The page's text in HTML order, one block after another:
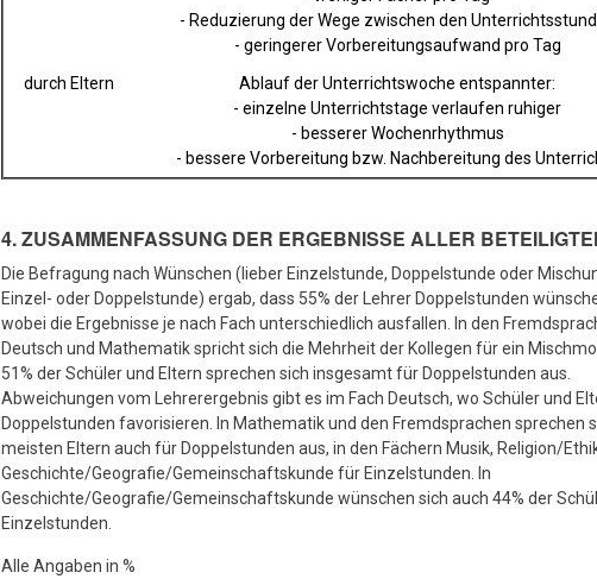
- Reduzierung der Wege zwischen den
- geringerer Vorbereitungsaufwand pro Tag
durch Eltern
Ablauf der Unterrichtswoche entspannter:
- einzelne Unterrichtstage verlaufen ruhiger
- besserer Wochenrhythmus
- bessere Vorbereitung bzw. Nachbereitung des
4. ZUSAMMENFASSUNG DER ERGEBNISSE ALLER
Die Befragung nach Wünschen (lieber Einzelstunde, Doppelstunde oder
Einzel- oder Doppelstunde) ergab, dass 55% der Lehrer Doppelstunden
wobei die Ergebnisse je nach Fach unterschiedlich ausfallen. In den
Deutsch und Mathematik spricht sich die Mehrheit der Kollegen für ein
51% der Schüler und Eltern sprechen sich insgesamt für Doppelstunden aus.
Abweichungen vom Lehrerergebnis gibt es im Fach Deutsch, wo Schüler und
Doppelstunden favorisieren. In Mathematik und den Fremdsprachen sprechen
meisten Eltern auch für Doppelstunden aus, in den Fächern Musik, Religion/
Geschichte/Geografie/Gemeinschaftskunde für Einzelstunden. In
Geschichte/Geografie/Gemeinschaftskunde wünschen sich auch 44% der
Einzelstunden.
Alle Angaben in %